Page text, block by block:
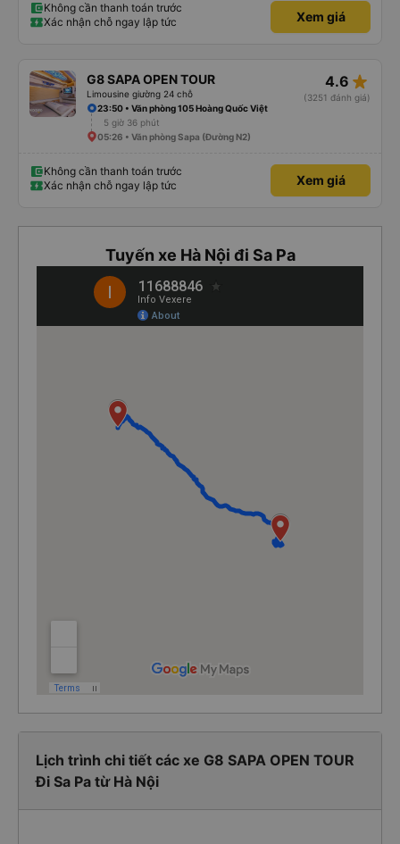
Không cần thanh toán trước
Xác nhận chỗ ngay lập tức
Xem giá
G8 SAPA OPEN TOUR
Limousine giường 24 chỗ
4.6 star_rate
(3251 đánh giá)
23:50 • Văn phòng 105 Hoàng Quốc Việt
5 giờ 36 phút
05:26 • Văn phòng Sapa (Đường N2)
Không cần thanh toán trước
Xác nhận chỗ ngay lập tức
Xem giá
Tuyến xe Hà Nội đi Sa Pa
Lịch trình chi tiết các xe G8 SAPA OPEN TOUR
Đi Sa Pa từ Hà Nội